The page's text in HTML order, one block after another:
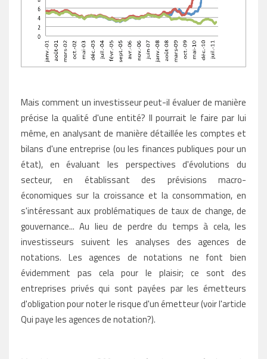
Mais comment un investisseur peut-il évaluer de manière
précise la qualité d'une entité? Il pourrait le faire par lui
même, en analysant de manière détaillée les comptes et
bilans d'une entreprise (ou les finances publiques pour un
état), en évaluant les perspectives d'évolutions du
secteur, en établissant des prévisions macro-
économiques sur la croissance et la consommation, en
s'intéressant aux problématiques de taux de change, de
gouvernance... Au lieu de perdre du temps à cela, les
investisseurs suivent les analyses des agences de
notations. Les agences de notations ne font bien
évidemment pas cela pour le plaisir; ce sont des
entreprises privés qui sont payées par les émetteurs
d'obligation pour noter le risque d'un émetteur (voir l'article
Qui paye les agences de notation?).